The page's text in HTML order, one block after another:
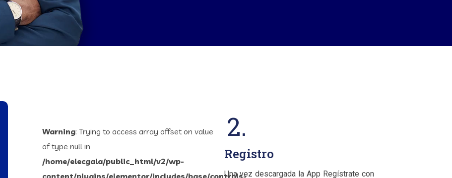
Warning: Trying to access array offset on value
of type null in
/home/elecgala/public_html/v2/wp-
2.
Registro
Una vez descargada la App Regístrate con